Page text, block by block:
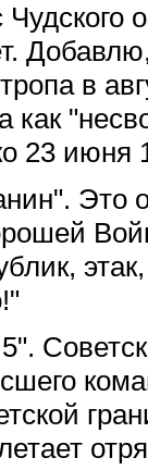
в
как
23 июня
Это